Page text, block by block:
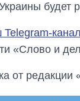
будет
Telegram-канал
«Слово и
от